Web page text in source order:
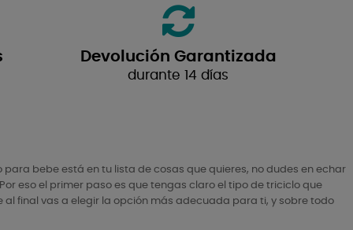
Devolución Garantizada
durante 14 días
bebe está en tu lista de cosas que quieres, no dudes en echar
eso el primer paso es que tengas claro el tipo de triciclo que
final vas a elegir la opción más adecuada para ti, y sobre todo